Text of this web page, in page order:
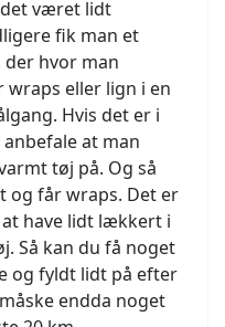
været lidt
fik man et
hvor man
wraps eller lign i en
Hvis det er i
at man
tøj på. Og så
og får wraps. Det er
have lidt lækkert i
Så kan du få noget
og fyldt lidt på efter
endda noget